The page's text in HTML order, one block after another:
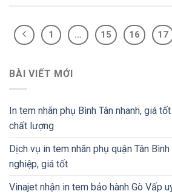
1 … 15 16 17
BÀI VIẾT MỚI
In tem nhãn phụ Bình Tân nhanh, giá
chất lượng
Dịch vụ in tem nhãn phụ quận Tân
nghiệp, giá tốt
Vinajet nhận in tem bảo hành Gò Vấp